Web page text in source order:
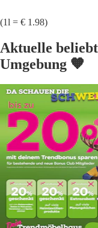
(1l = € 1.98)
Aktuelle
Umgebung 🧡